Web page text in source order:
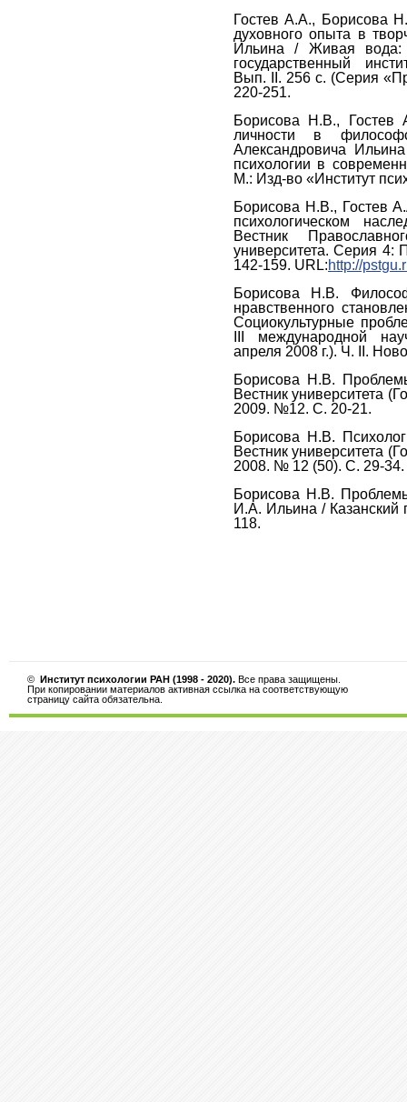
Гостев А.А., Борисова
духовного опыта в
Ильина / Живая вода:
государственный
Вып. II. 256 с. (Серия
220-251.
Борисова Н.В., Гостев
личности в
Александровича
психологии в
М.: Изд-во «Институт
Борисова Н.В., Гостев
психологическом
Вестник
университета. Серия 4:
142-159. URL:http://
Борисова Н.В.
нравственного
Социокультурные
III международной
апреля 2008 г.). Ч. II.
Борисова Н.В.
Вестник университета
2009. №12. С. 20-21.
Борисова Н.В.
Вестник университета
2008. № 12 (50). С. 29-34.
Борисова Н.В.
И.А. Ильина / Казанский
118.
© Институт психологии РАН (1998 - 2020). Все права защищены.
При копировании материалов активная ссылка на соответствующую
страницу сайта обязательна.